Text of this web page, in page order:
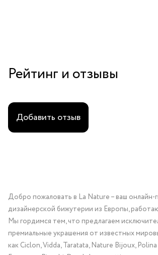
Рейтинг и отзывы
Добавить отзыв
Добро пожаловать в La Nature – ваш онлайн-
дизайнерской бижутерии из Европы,
Мы гордимся тем, что предлагаем
премиальные украшения от известных
как Ciclon, Vidda, Taratata, Nature Bijoux,